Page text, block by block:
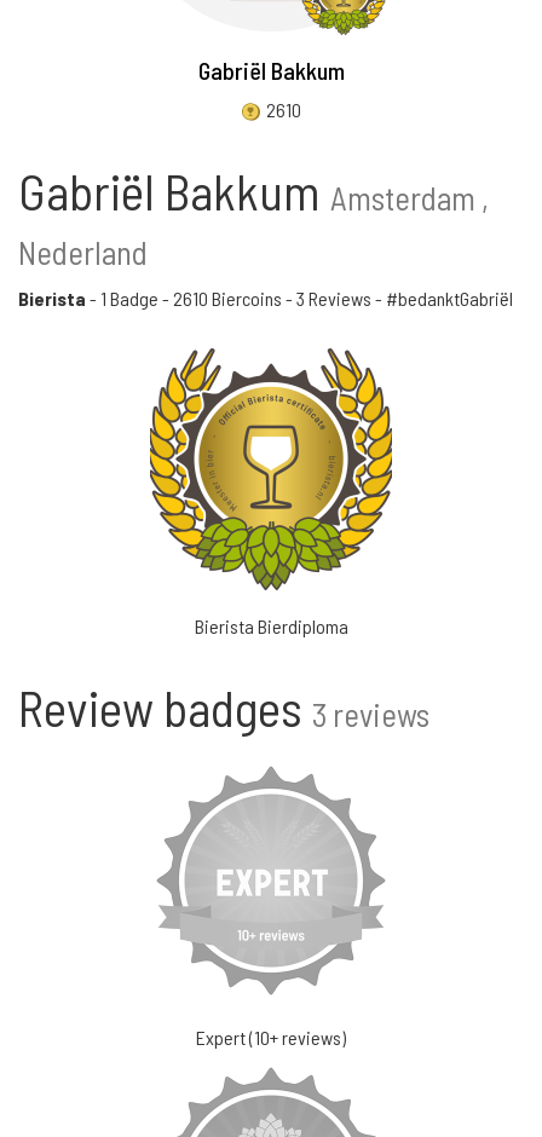
Gabriël Bakkum
2610
Gabriël Bakkum Amsterdam ,
Nederland
Bierista - 1 Badge - 2610 Biercoins - 3 Reviews - #bedanktGabriël
Bierista Bierdiploma
Review badges 3 reviews
Expert (10+ reviews)